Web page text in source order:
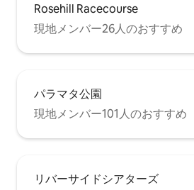
Rosehill Racecourse
現地メンバー26人のおすすめ
パラマタ公園
現地メンバー101人のおすすめ
リバーサイドシアターズ